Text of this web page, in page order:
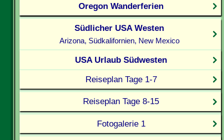
Oregon Wanderferien
Südlicher USA Westen
Arizona, Südkalifornien, New Mexico
USA Urlaub Südwesten
Reiseplan Tage 1-7
Reiseplan Tage 8-15
Fotogalerie 1